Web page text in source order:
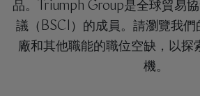
品。Triumph Group是全球貿易
議（BSCI）的成員。請瀏覽我們
廠和其他職能的職位空缺，以探
機。